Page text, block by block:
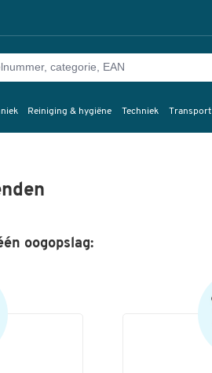
Reiniging & hygiëne Techniek Transport
oogopslag: